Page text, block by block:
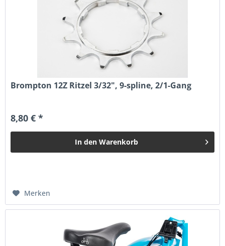
Brompton 12Z Ritzel 3/32", 9-spline, 2/1-Gang
8,80 € *
In den Warenkorb
Merken